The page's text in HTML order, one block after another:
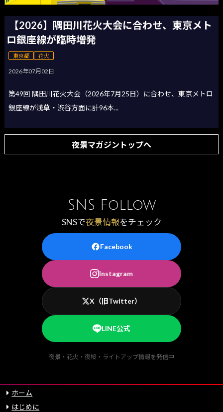
【2026】隅田川花火大会に合わせ、東京メト
ロ銀座線が臨時増発
東京都 花火
2026年07月02日
第49回 隅田川花火大会（2026年7月25日）に合わせ、東京メトロ
銀座線が浅草・渋谷方面に計96本...
夜景マガジントップへ
SNS Follow
SNSで夜景情報をチェック
Facebook
Instagram
X（旧Twitter）
LINE公式
夜景・花火・夜桜・ライトアップ情報を発信中
ホーム
はじめに